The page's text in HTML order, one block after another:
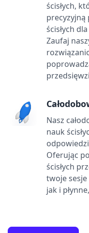
ścisłych,
precyzyjną
ścisłych
Zaufaj
Nasz
nauk
Oferując
ścisłych
twoje
jak i